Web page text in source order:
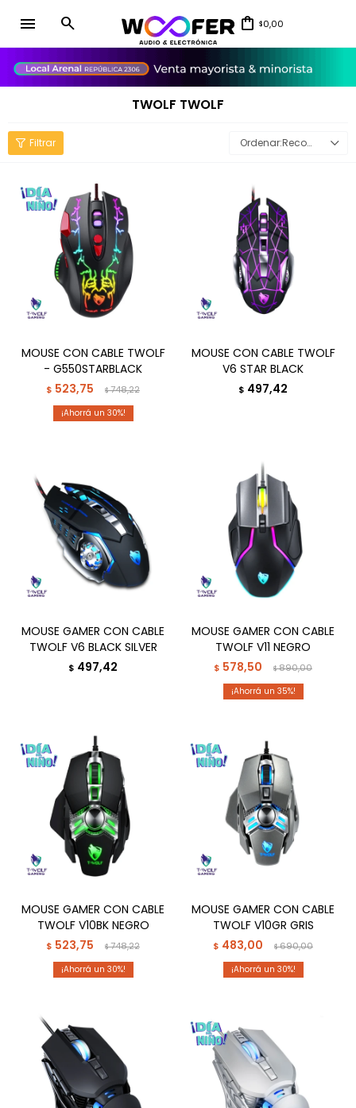
menu $0,00
TWOLF TWOLF
Recomendados
MOUSE CON CABLE TWOLF
- G550STARBLACK
$ 523,75 $748,22
30
MOUSE CON CABLE TWOLF
V6 STAR BLACK
$ 497,42
MOUSE GAMER CON CABLE
TWOLF V6 BLACK SILVER
$ 497,42
MOUSE GAMER CON CABLE
TWOLF V11 NEGRO
$ 578,50 $890,00
35
MOUSE GAMER CON CABLE
TWOLF V10BK NEGRO
$ 523,75 $748,22
30
MOUSE GAMER CON CABLE
TWOLF V10GR GRIS
$ 483,00 $690,00
30
close